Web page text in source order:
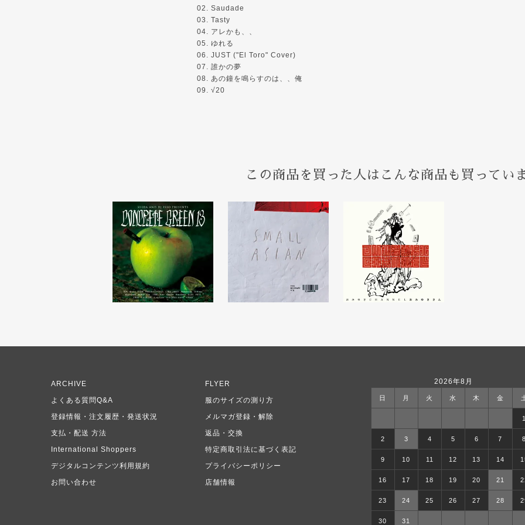
02. Saudade
03. Tasty
04. アレかも、、
05. ゆれる
06. JUST ("El Toro" Cover)
07. 誰かの夢
08. あの鐘を鳴らすのは、、俺
09. √20
この商品を買った人はこんな商品も買ってい
2026年8月
日 月 火 水 木 金
2 3 4 5 6 7
9 10 11 12 13 14
16 17 18 19 20 21
23 24 25 26 27 28
30 31
ARCHIVE
FLYER
よくある質問Q&A
服のサイズの測り方
登録情報・注文履歴・発送状況
メルマガ登録・解除
支払・配送 方法
返品・交換
International Shoppers
特定商取引法に基づく表記
デジタルコンテンツ利用規約
プライバシーポリシー
お問い合わせ
店舗情報